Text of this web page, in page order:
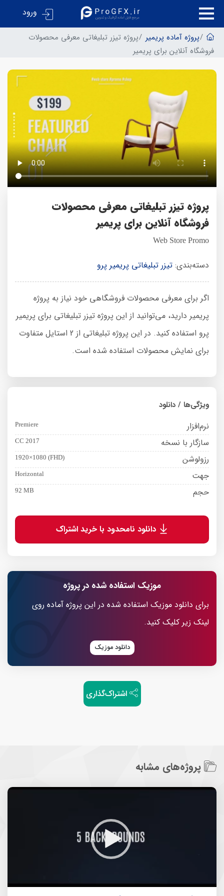
ورود
پروژه آماده پریمیر
پروژه تیزر تبلیغاتی معرفی محصولات
فروشگاه آنلاین برای پریمیر
پروژه تیزر تبلیغاتی معرفی محصولات
فروشگاه آنلاین برای پریمیر
Web Store Promo
دسته‌بندی: تیزر تبلیغاتی پریمیر پرو
اگر برای معرفی محصولات فروشگاهی خود نیاز به پروژه
پریمیر دارید، می‌توانید از این پروژه تیزر تبلیغاتی برای پریمیر
پرو استفاده کنید. در این پروژه تبلیغاتی از 2 استایل متفاوت
برای نمایش محصولات استفاده شده است.
ویژگی‌ها / دانلود
نرم‌افزار Premiere
سازگار با نسخه CC 2017
رزولوشن 1920×1080 (FHD)
جهت Horizontal
حجم 92 MB
دانلود نامحدود با خرید اشتراک
موزیک استفاده شده در پروژه
برای دانلود موزیک استفاده شده در این پروژه آماده روی
لینک زیر کلیک کنید.
دانلود موزیک
اشتراک‌گذاری
پروژه‌های مشابه